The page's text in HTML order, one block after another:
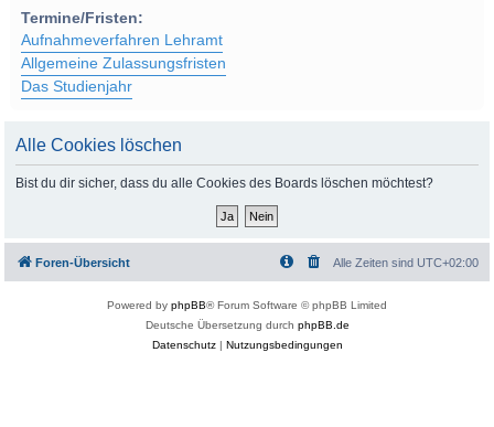
Termine/Fristen:
Aufnahmeverfahren Lehramt
Allgemeine Zulassungsfristen
Das Studienjahr
Alle Cookies löschen
Bist du dir sicher, dass du alle Cookies des Boards löschen möchtest?
Foren-Übersicht Alle Zeiten sind UTC+02:00
Powered by phpBB® Forum Software © phpBB Limited
Deutsche Übersetzung durch phpBB.de
Datenschutz| Nutzungsbedingungen